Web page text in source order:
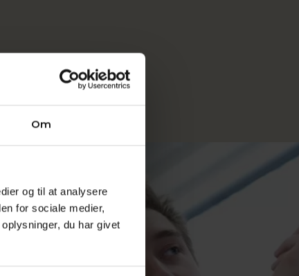
Om
og til at analysere
for sociale medier,
du har givet